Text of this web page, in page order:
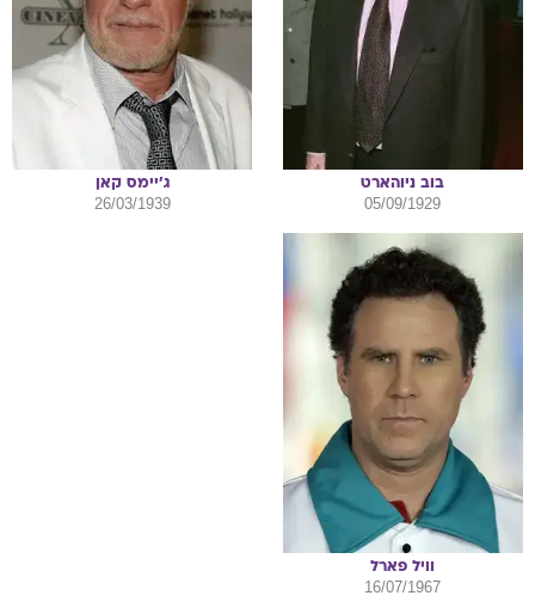
בוב ניוהארט
05/09/1929
ג'יימס קאן
26/03/1939
וויל פארל
16/07/1967